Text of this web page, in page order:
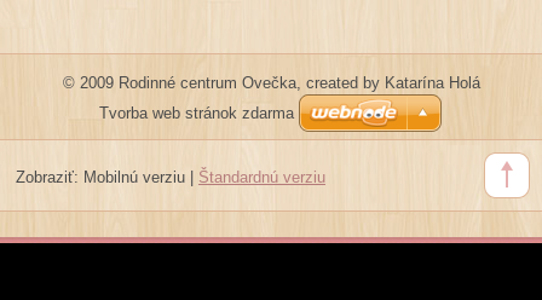
© 2009 Rodinné centrum Ovečka, created by Katarína Holá
Tvorba web stránok zdarma
Zobraziť: Mobilnú verziu| Štandardnú verziu